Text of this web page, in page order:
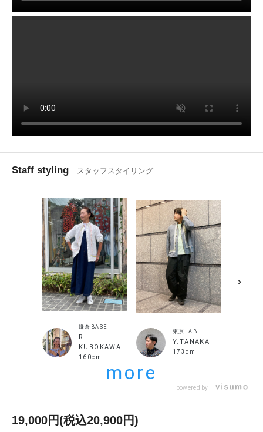
Staff styling スタッフスタイリング
鎌倉BASE
R.
KUBOKAWA
160cm
東京LAB
Y.TANAKA
173cm
more
powered by
19,000円(税込20,900円)